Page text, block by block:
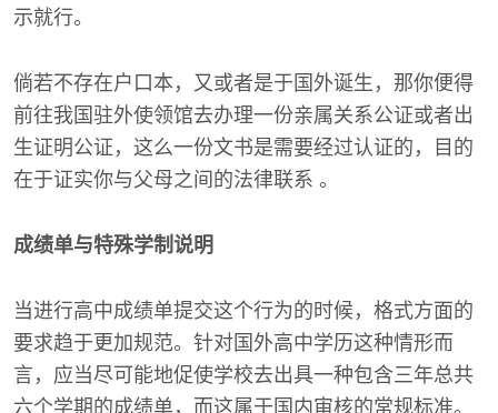
示就行。
倘若不存在户口本，又或者是于国外诞生，那你便得
前往我国驻外使领馆去办理一份亲属关系公证或者出
生证明公证，这么一份文书是需要经过认证的，目的
在于证实你与父母之间的法律联系 。
成绩单与特殊学制说明
当进行高中成绩单提交这个行为的时候，格式方面的
要求趋于更加规范。针对国外高中学历这种情形而
言，应当尽可能地促使学校去出具一种包含三年总共
六个学期的成绩单，而这属于国内审核的常规标准。